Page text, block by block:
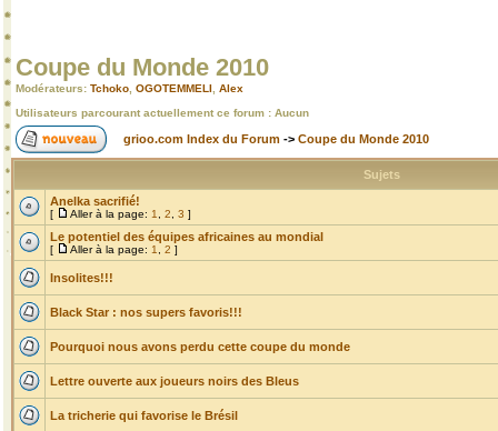
Coupe du Monde 2010
Modérateurs: Tchoko OGOTEMMELI Alex
Utilisateurs parcourant actuellement ce forum : Aucun
grioo.com Index du Forum -> Coupe du Monde 2010
Sujets
Anelka sacrifié!
[ Aller à la page: 1 2 3 ]
Le potentiel des équipes africaines au mondial
[ Aller à la page: 1 2 ]
Insolites!!!
Black Star : nos supers favoris!!!
Pourquoi nous avons perdu cette coupe du monde
Lettre ouverte aux joueurs noirs des Bleus
La tricherie qui favorise le Brésil